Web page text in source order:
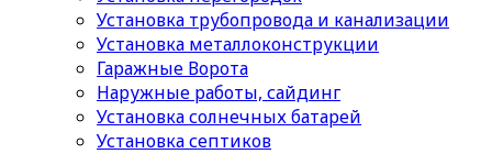
Установка трубопровода и канализации
Установка металлоконструкции
Гаражные Ворота
Наружные работы, сайдинг
Установка солнечных батарей
Установка септиков